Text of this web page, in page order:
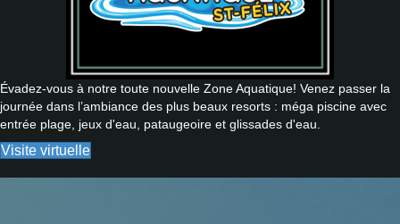
Évadez-vous à notre toute nouvelle Zone Aquatique! Venez passer la
journée dans l’ambiance des plus beaux resorts : méga piscine avec
entrée plage, jeux d'eau, pataugeoire et glissades d'eau.
Visite virtuelle